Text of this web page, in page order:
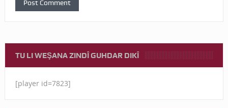
TU LI WEŞANA ZINDÎ GUHDAR DIKÎ
[player id=7823]